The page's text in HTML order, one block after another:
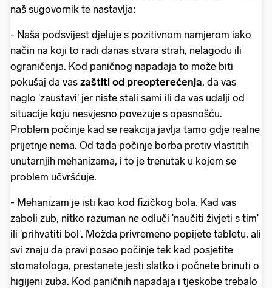
naš sugovornik te nastavlja:
- Naša podsvijest djeluje s pozitivnom namjerom iako
način na koji to radi danas stvara strah, nelagodu ili
ograničenja. Kod paničnog napadaja to može biti
pokušaj da vas zaštiti od preopterećenja, da vas
naglo 'zaustavi' jer niste stali sami ili da vas udalji od
situacije koju nesvjesno povezuje s opasnošću.
Problem počinje kad se reakcija javlja tamo gdje realne
prijetnje nema. Od tada počinje borba protiv vlastitih
unutarnjih mehanizama, i to je trenutak u kojem se
problem učvršćuje.
- Mehanizam je isti kao kod fizičkog bola. Kad vas
zaboli zub, nitko razuman ne odluči 'naučiti živjeti s tim'
ili 'prihvatiti bol'. Možda privremeno popijete tabletu, ali
svi znaju da pravi posao počinje tek kad posjetite
stomatologa, prestanete jesti slatko i počnete brinuti o
higijeni zuba. Kod paničnih napadaja i tjeskobe trebalo